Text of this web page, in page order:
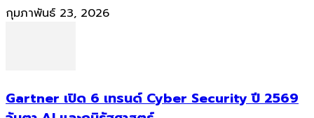
กุมภาพันธ์ 23, 2026
Gartner เปิด 6 เทรนด์ Cyber Security ปี 2569